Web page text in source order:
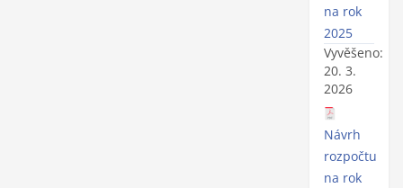
na rok
2025
Vyvěšeno:
20. 3.
2026
Návrh
rozpočtu
na rok